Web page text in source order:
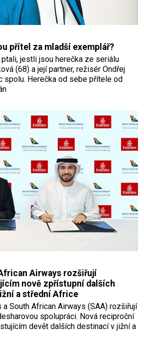
přítel za mladší exemplář?
jestli jsou herečka ze seriálu
(68) a její partner, režisér Ondřej
přítele od
Airways rozšiřují
nově zpřístupní dalších
a střední Africe
South African Airways (SAA) rozšiřují
spolupráci. Nová reciproční
devět dalších destinací v jižní a